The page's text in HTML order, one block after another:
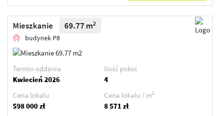
Mieszkanie 69.77 m2
budynek P8
Termin oddania
Kwiecień 2026
Ilość pokoi
4
Cena lokalu
598 000 zł
Cena lokalu / m2
8 571 zł